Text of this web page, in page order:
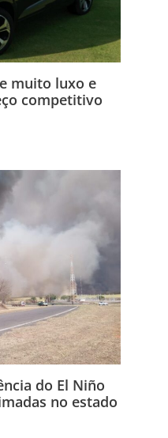
muito luxo e
competitivo
do El Niño
no estado